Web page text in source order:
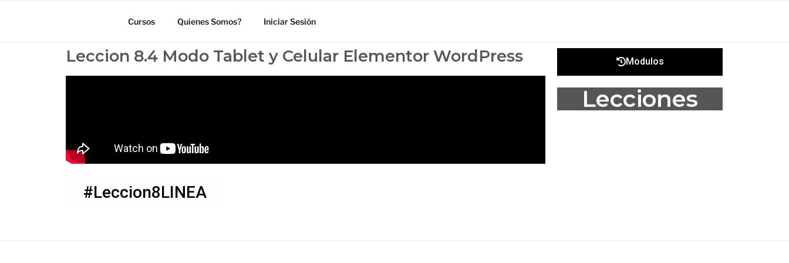
Cursos Quienes Somos? Iniciar Sesión
Leccion 8.4 Modo Tablet y Celular Elementor WordPress
#Leccion8LINEA
Modulos
Lecciones